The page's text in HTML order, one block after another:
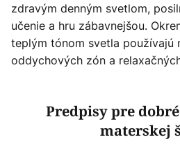
zdravým denným svetlom,
učenie a hru zábavnejšou.
teplým tónom svetla používajú
oddychových zón a
Predpisy pre
materskej